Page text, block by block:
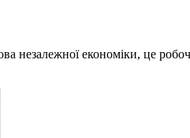
незалежної економіки, це